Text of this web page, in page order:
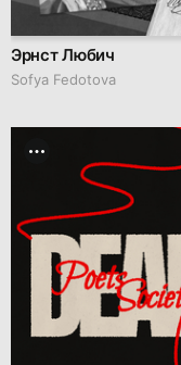
Эрнст Любич
Sofya Fedotova